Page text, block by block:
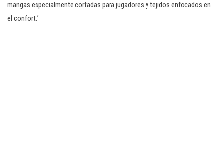
mangas especialmente cortadas para jugadores y tejidos enfocados en
el confort.”